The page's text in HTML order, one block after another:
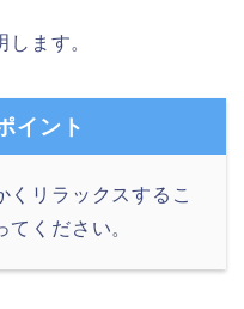
ます。
イント
くリラックスするこ
ください。